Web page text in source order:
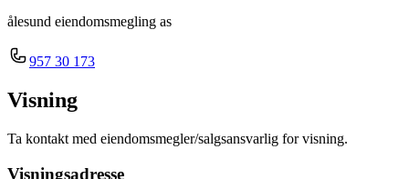
ålesund eiendomsmegling as
957 30 173
Visning
Ta kontakt med eiendomsmegler/salgsansvarlig for visning.
Visningsadresse